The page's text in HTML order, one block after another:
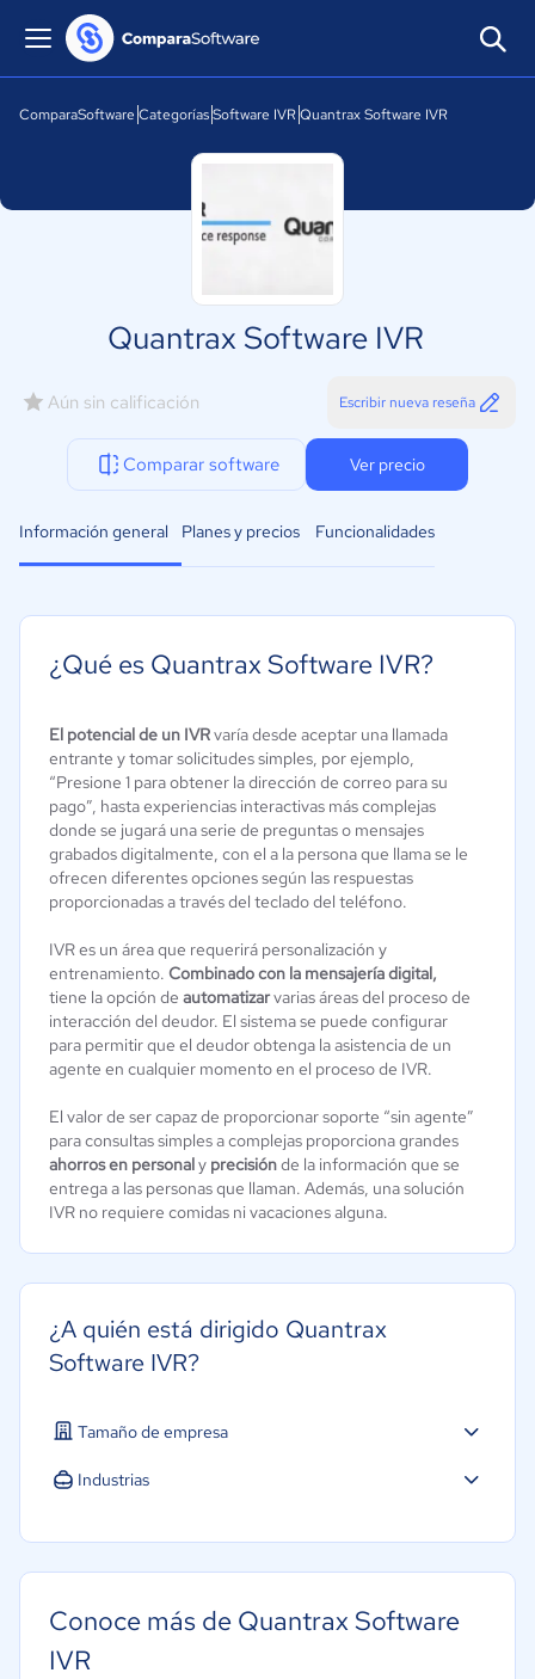
ComparaSoftware CategoríasSoftware IVRQuantrax Software IVR
Quantrax Software IVR
Aún sin calificación Escribir nueva reseña
Comparar software Ver precio
Información general Planes y precios Funcionalidades
¿Qué es Quantrax Software IVR?
El potencial de un IVRvaría desde aceptar una llamada
entrante y tomar solicitudes simples, por ejemplo,
“Presione 1 para obtener la dirección de correo para su
pago”, hasta experiencias interactivas más complejas
donde se jugará una serie de preguntas o mensajes
grabados digitalmente, con el a la persona que llama se le
ofrecen diferentes opciones según las respuestas
proporcionadas a través del teclado del teléfono.
IVR es un área que requerirá personalización y
entrenamiento. Combinado con la mensajería digital,
tiene la opción de automatizarvarias áreas del proceso de
interacción del deudor. El sistema se puede configurar
para permitir que el deudor obtenga la asistencia de un
agente en cualquier momento en el proceso de IVR.
El valor de ser capaz de proporcionar soporte “sin agente”
para consultas simples a complejas proporciona grandes
ahorros en personaly precisiónde la información que se
entrega a las personas que llaman. Además, una solución
IVR no requiere comidas ni vacaciones alguna.
¿A quién está dirigido Quantrax
Software IVR?
Tamaño de empresa
Industrias
Conoce más de Quantrax Software
IVR